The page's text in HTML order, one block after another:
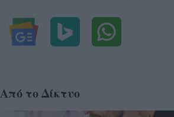
Από το Δίκτυο